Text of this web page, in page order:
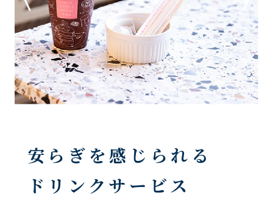
安らぎを感じられる
ドリンクサービス